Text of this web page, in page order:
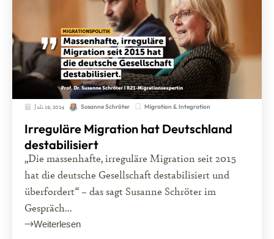
Juli 19, 2024 Susanne Schröter Migration & Integration
Irreguläre Migration hat Deutschland
destabilisiert
„Die massenhafte, irreguläre Migration seit 2015
hat die deutsche Gesellschaft destabilisiert und
überfordert“ – das sagt Susanne Schröter im
Gespräch...
Weiterlesen